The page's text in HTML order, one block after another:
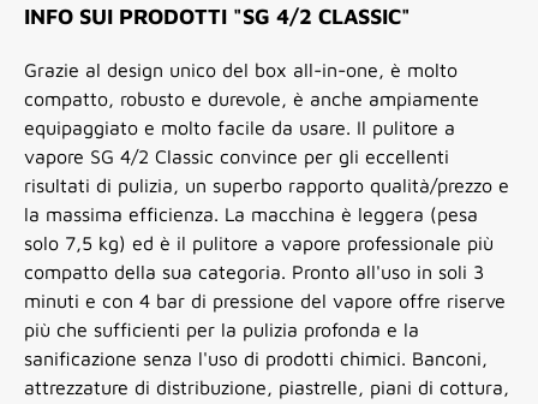
INFO SUI PRODOTTI "SG 4/2 CLASSIC"
Grazie al design unico del box all-in-one, è molto
compatto, robusto e durevole, è anche ampiamente
equipaggiato e molto facile da usare. Il pulitore a
vapore SG 4/2 Classic convince per gli eccellenti
risultati di pulizia, un superbo rapporto qualità/prezzo e
la massima efficienza. La macchina è leggera (pesa
solo 7,5 kg) ed è il pulitore a vapore professionale più
compatto della sua categoria. Pronto all'uso in soli 3
minuti e con 4 bar di pressione del vapore offre riserve
più che sufficienti per la pulizia profonda e la
sanificazione senza l'uso di prodotti chimici. Banconi,
attrezzature di distribuzione, piastrelle, piani di cottura,